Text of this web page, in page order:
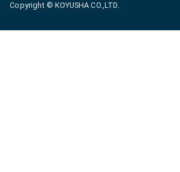
Copyright © KOYUSHA CO.,LTD.